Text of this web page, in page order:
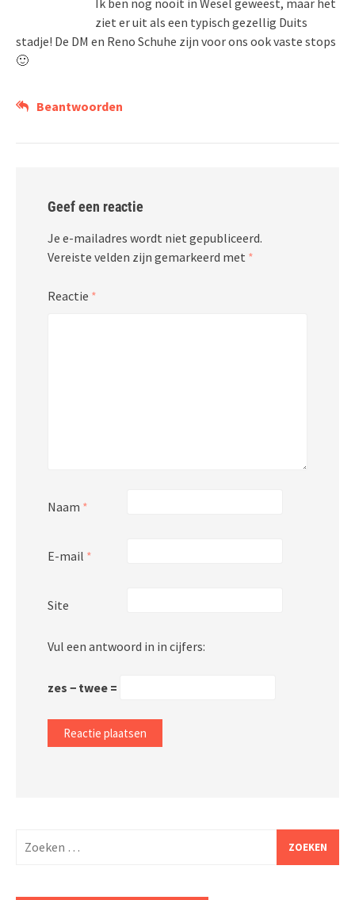
ziet er uit als een typisch gezellig Duits
stadje! De DM en Reno Schuhe zijn voor ons ook vaste stops
🙂
Beantwoorden
Geef een reactie
Je e-mailadres wordt niet gepubliceerd.
Vereiste velden zijn gemarkeerd met *
Reactie *
Naam *
E-mail *
Site
Vul een antwoord in in cijfers:
zes − twee =
naar: